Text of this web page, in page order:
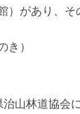
があり、そ
）
林道協会に